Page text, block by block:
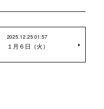
2025.12.25 01:57
１月６日（火）